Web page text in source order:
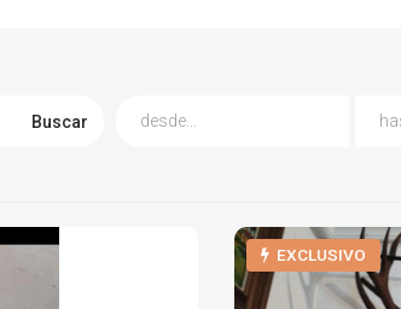
Buscar
EXCLUSIVO